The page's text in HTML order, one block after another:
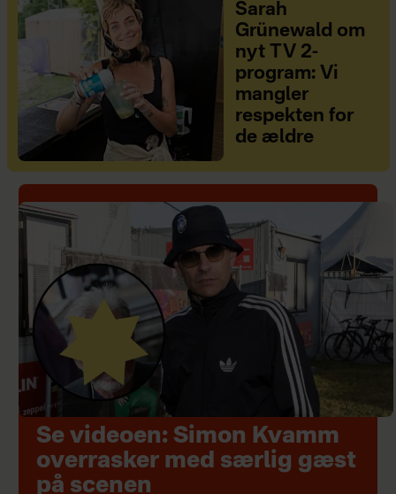
Sarah
Grünewald om
nyt TV 2-
program: Vi
mangler
respekten for
de ældre
Se videoen: Simon Kvamm
overrasker med særlig gæst
på scenen